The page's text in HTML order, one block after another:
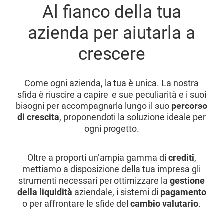
Al fianco della tua
azienda per aiutarla a
crescere
Come ogni azienda, la tua è unica. La nostra
sfida è riuscire a capire le sue peculiarità e i suoi
bisogni per accompagnarla lungo il suo percorso
di crescita, proponendoti la soluzione ideale per
ogni progetto.
Oltre a proporti un’ampia gamma di crediti,
mettiamo a disposizione della tua impresa gli
strumenti necessari per ottimizzare la gestione
della liquidità aziendale, i sistemi di pagamento
o per affrontare le sfide del cambio valutario.